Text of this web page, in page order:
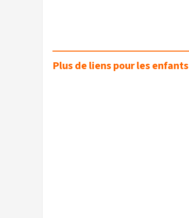
Plus de liens pour les enfants